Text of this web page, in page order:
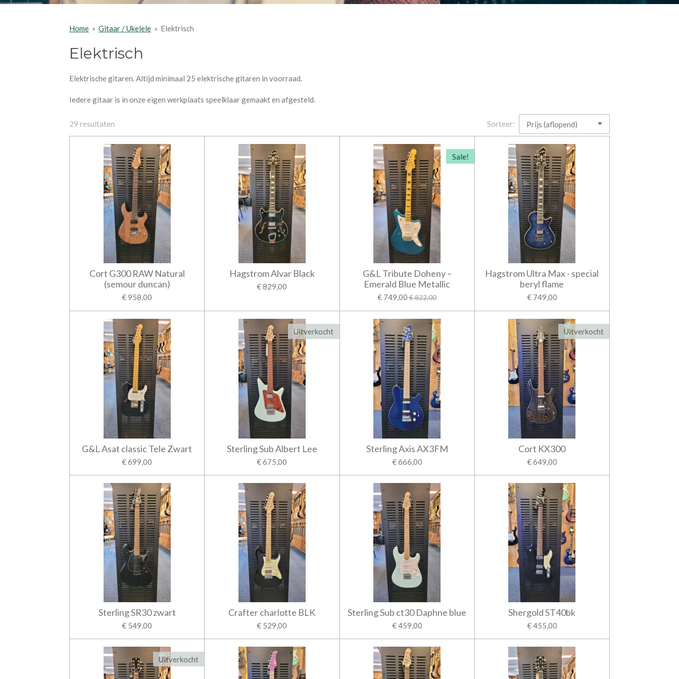
Home » Gitaar / Ukelele » Elektrisch
Elektrisch
Elektrische gitaren. Altijd minimaal 25 elektrische gitaren in voorraad.
Iedere gitaar is in onze eigen werkplaats speelklaar gemaakt en afgesteld.
29 resultaten Sorteer:
Cort G300 RAW Natural
(semour duncan)
€ 958,00
Hagstrom Alvar Black
€ 829,00
Sale!
G&L Tribute Doheny –
Emerald Blue Metallic
€ 749,00 € 822,00
Hagstrom Ultra Max - special
beryl flame
€ 749,00
G&L Asat classic Tele Zwart
€ 699,00
Uitverkocht
Sterling Sub Albert Lee
€ 675,00
Sterling Axis AX3FM
€ 666,00
Uitverkocht
Cort KX300
€ 649,00
Sterling SR30 zwart
€ 549,00
Crafter charlotte BLK
€ 529,00
Sterling Sub ct30 Daphne blue
€ 459,00
Shergold ST40bk
€ 455,00
Uitverkocht